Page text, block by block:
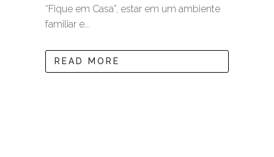
“Fique em Casa”, estar em um ambiente
familiar e...
READ MORE